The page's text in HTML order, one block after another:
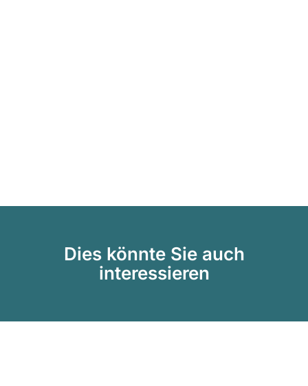
Dies könnte Sie auch
interessieren